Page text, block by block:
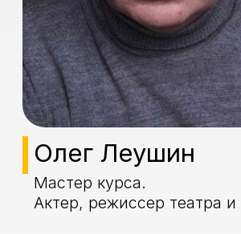
режиссёр, заслуженный артист РФ.
Художественный руководитель театра
на Юго-Западе.
В 1991 г. окончил Свердловский
государственный театральный
институт, актерский факультет (курс
Н.В. Мильченко).С 1992 года начал
службу в театре на Юго-Западе,а с 2011
года является его художественный
руководителем.
В 2018 году был награжден знаком
отличия «За безупречную службу
городу Москве 25 лет».